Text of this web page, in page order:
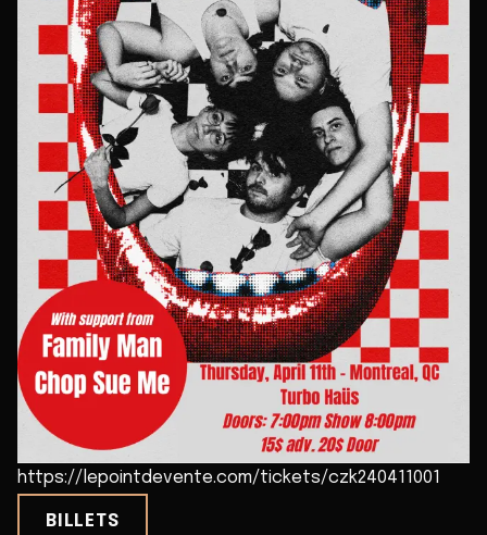
https://lepointdevente.com/tickets/czk240411001
BILLETS